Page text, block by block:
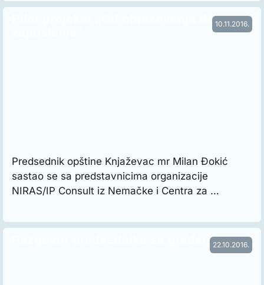
10.11.2016.
Pilot projekat „Od obrazovanja do
Predsednik opštine Knjaževac mr Milan Đokić
sastao se sa predstavnicima organizacije
NIRAS/IP Consult iz Nemačke i Centra za …
22.10.2016.
Razgovor predsednika sa građanima